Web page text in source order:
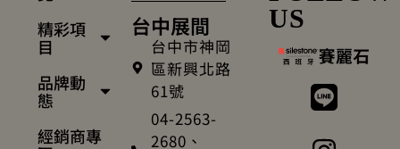
精彩項
目
品牌動
態
經銷商專
台中展間
台中市神岡
區新興北路
61號
04-2563-
2680、
US